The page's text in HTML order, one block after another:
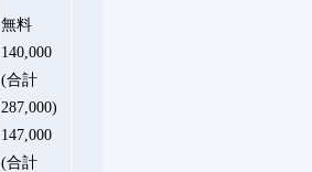
無料
140,000
(合計
287,000)
147,000
(合計